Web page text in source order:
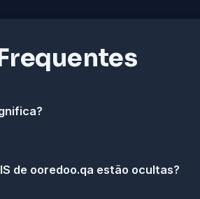
de ooredoo.qa estão ocultas?